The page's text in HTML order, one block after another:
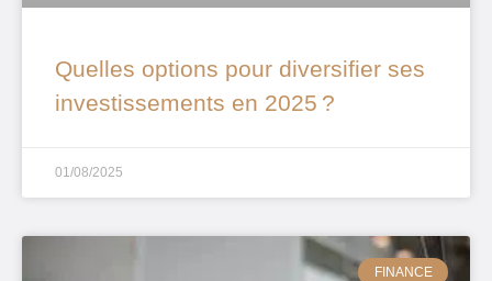
Quelles options pour diversifier ses
investissements en 2025 ?
01/08/2025
FINANCE